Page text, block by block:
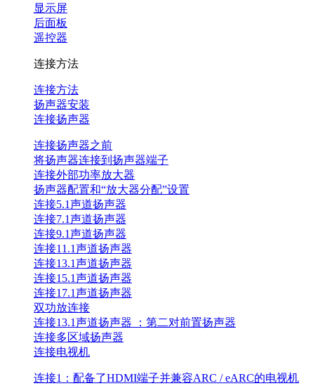
显示屏
后面板
遥控器
连接方法
连接方法
扬声器安装
连接扬声器
连接扬声器之前
将扬声器连接到扬声器端子
连接外部功率放大器
扬声器配置和“放大器分配”设置
连接5.1声道扬声器
连接7.1声道扬声器
连接9.1声道扬声器
连接11.1声道扬声器
连接13.1声道扬声器
连接15.1声道扬声器
连接17.1声道扬声器
双功放连接
连接13.1声道扬声器 ：第二对前置扬声器
连接多区域扬声器
连接电视机
连接1：配备了HDMI端子并兼容ARC / eARC的电视机